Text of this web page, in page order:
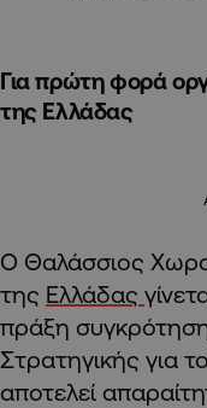
Για πρώτη φορά
της Ελλάδας
Ο Θαλάσσιος
της Ελλάδας
πράξη
Στρατηγικής για
αποτελεί